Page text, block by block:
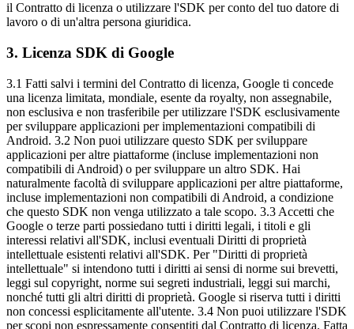
il Contratto di licenza o utilizzare l'SDK per conto del tuo datore di
lavoro o di un'altra persona giuridica.
3. Licenza SDK di Google
3.1 Fatti salvi i termini del Contratto di licenza, Google ti concede
una licenza limitata, mondiale, esente da royalty, non assegnabile,
non esclusiva e non trasferibile per utilizzare l'SDK esclusivamente
per sviluppare applicazioni per implementazioni compatibili di
Android. 3.2 Non puoi utilizzare questo SDK per sviluppare
applicazioni per altre piattaforme (incluse implementazioni non
compatibili di Android) o per sviluppare un altro SDK. Hai
naturalmente facoltà di sviluppare applicazioni per altre piattaforme,
incluse implementazioni non compatibili di Android, a condizione
che questo SDK non venga utilizzato a tale scopo. 3.3 Accetti che
Google o terze parti possiedano tutti i diritti legali, i titoli e gli
interessi relativi all'SDK, inclusi eventuali Diritti di proprietà
intellettuale esistenti relativi all'SDK. Per "Diritti di proprietà
intellettuale" si intendono tutti i diritti ai sensi di norme sui brevetti,
leggi sul copyright, norme sui segreti industriali, leggi sui marchi,
nonché tutti gli altri diritti di proprietà. Google si riserva tutti i diritti
non concessi esplicitamente all'utente. 3.4 Non puoi utilizzare l'SDK
per scopi non espressamente consentiti dal Contratto di licenza. Fatta